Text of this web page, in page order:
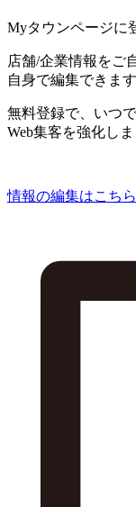
Myタウンページに
店舗/企業情報をご
自身で編集できま
無料登録で、いつ
Web集客を強化しま
情報の編集はこちら